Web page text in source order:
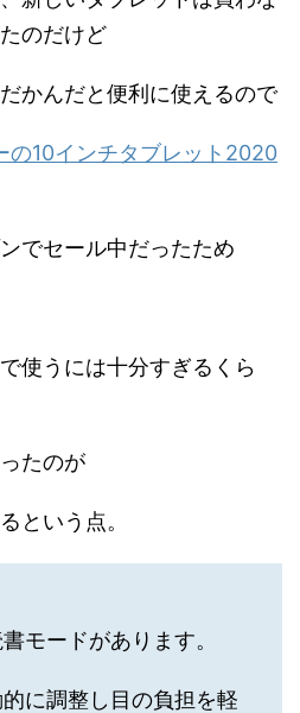
のだけど
かんだと便利に使えるので
の10インチタブレット2020
でセール中だったため
使うには十分すぎるくら
たのが
という点。
モードがあります。
に調整し目の負担を軽